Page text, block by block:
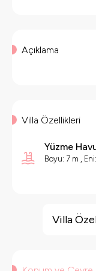
Açıklama
Villa Özellikleri
Yüzme
Boyu: 7 m ,
Çocuk Oyun
Villa